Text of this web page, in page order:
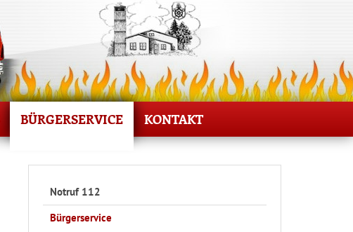
BÜRGERSERVICE KONTAKT
Notruf 112
Bürgerservice